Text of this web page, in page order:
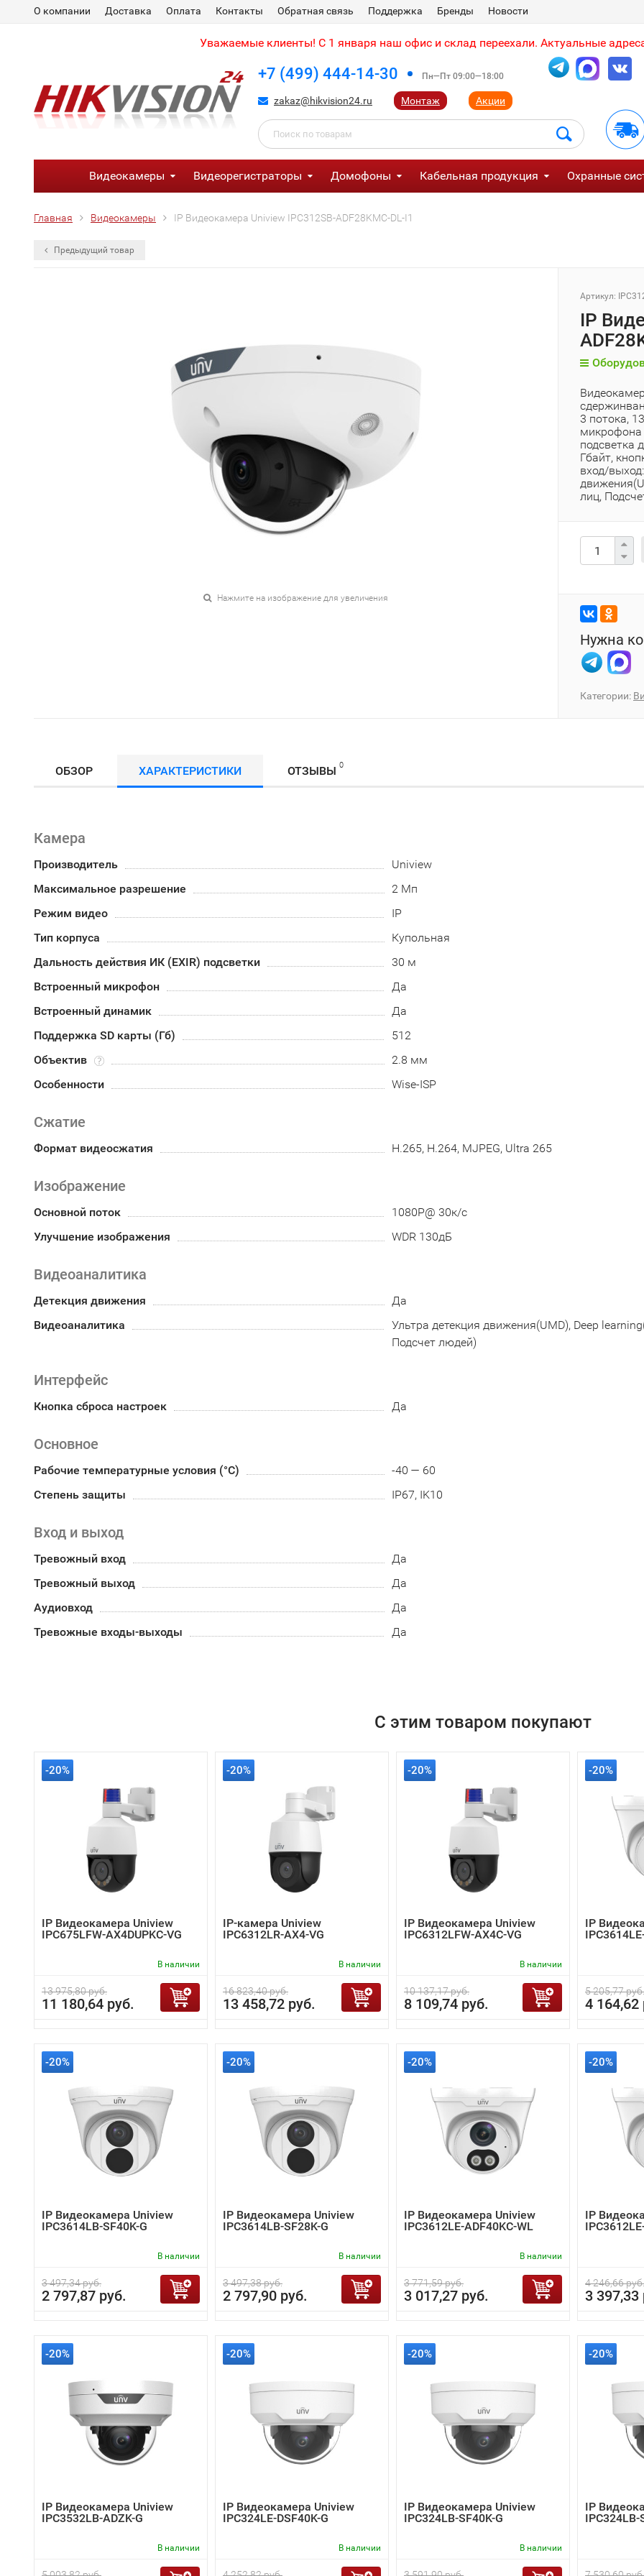
О компании Доставка Оплата Контакты Обратная связь Поддержка Бренды Новости
Уважаемые клиенты! С 1 января наш офис и склад переехали. Актуальные
+7 (499) 444-14-30 Пн—Пт 09:00—18:00
zakaz@hikvision24.ru Монтаж Акции
Видеокамеры Видеорегистраторы Домофоны Кабельная продукция Охранные
Главная Видеокамеры IP Видеокамера Uniview IPC312SB-ADF28KMC-DL-I1
Предыдущий товар
Нажмите на изображение для увеличения
Артикул:
IP
3 потока,
микрофона
подсветка
Гбайт,
вход/
лиц,
Нужна
Категории:
ОБЗОР ХАРАКТЕРИСТИКИ ОТЗЫВЫ 0
Камера
Производитель
Uniview
Максимальное разрешение
2 Мп
Режим видео
IP
Тип корпуса
Купольная
Дальность действия ИК (EXIR) подсветки
30 м
Встроенный микрофон
Да
Встроенный динамик
Да
Поддержка SD карты (Гб)
512
Объектив
2.8 мм
Особенности
Wise-ISP
Сжатие
Формат видеосжатия H.265, H.264, MJPEG, Ultra 265
Изображение
Основной поток
1080P@ 30к/с
Улучшение изображения
WDR 130дБ
Видеоаналитика
Детекция движения
Да
Видеоаналитика
Ультра детекция движения(UMD), Deep
Подсчет людей)
Интерфейс
Кнопка сброса настроек Да
Основное
Рабочие температурные условия (°С)
-40 — 60
Степень защиты
IP67, IK10
Вход и выход
Тревожный вход
Да
Тревожный выход
Да
Аудиовход
Да
Тревожные входы-выходы
Да
С этим товаром покупают
-20%
IP Видеокамера Uniview
IPC675LFW-AX4DUPKC-VG
В наличии
13 975,80 руб.
11 180,64 руб.
-20%
IP-камера Uniview
IPC6312LR-AX4-VG
В наличии
16 823,40 руб.
13 458,72 руб.
-20%
IP Видеокамера Uniview
IPC6312LFW-AX4C-VG
В наличии
10 137,17 руб.
8 109,74 руб.
-20%
IP
5 205,77 руб.
4 164,62
-20%
IP Видеокамера Uniview
IPC3614LB-SF40K-G
В наличии
3 497,34 руб.
2 797,87 руб.
-20%
IP Видеокамера Uniview
IPC3614LB-SF28K-G
В наличии
3 497,38 руб.
2 797,90 руб.
-20%
IP Видеокамера Uniview
IPC3612LE-ADF40KC-WL
В наличии
3 771,59 руб.
3 017,27 руб.
-20%
IP
4 246,66 руб.
3 397,33
-20%
IP Видеокамера Uniview
IPC3532LB-ADZK-G
В наличии
-20%
IP Видеокамера Uniview
IPC324LE-DSF40K-G
В наличии
-20%
IP Видеокамера Uniview
IPC324LB-SF40K-G
В наличии
-20%
IP
IPC324LB-